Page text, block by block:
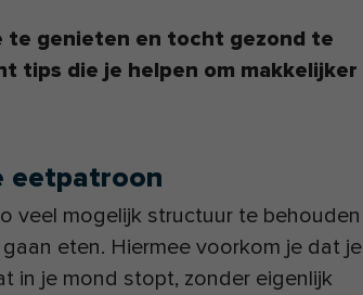
te genieten en tocht gezond te
tips die je helpen om makkelijker
eetpatroon
veel mogelijk structuur te behouden
eten. Hiermee voorkom je dat je
in je mond stopt, zonder eigenlijk